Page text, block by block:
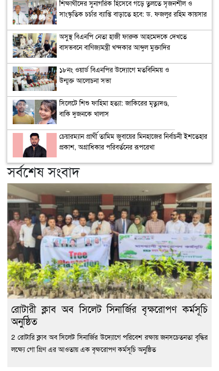
শিক্ষার্থীদের সুনাগরিক হিসেবে গড়ে তুলতে সৃজনশীল ও
সাংস্কৃতিক চর্চার ব্যাপ্তি বাড়াতে হবে: ড. ফজলুর রহিম কায়সার
অসুস্থ বিএনপি নেতা হাজী ফারুক আহমেদকে দেখতে
বাসভবনে বাণিজ্যমন্ত্রী খন্দকার আব্দুল মুক্তাদির
১৮নং ওয়ার্ড বিএনপির উদ্যোগে মতবিনিময় ও
উন্মুক্ত আলোচনা সভা
সিলেটে শিশু ফাহিমা হত্যা: জাকিরের মৃত্যুদণ্ড,
বাকি দুজনকে খালাস
চেয়ারম্যান প্রার্থী তামিম জুবায়ের মিনহাজের নির্বাচনী ইশতেহার
প্রকাশ, অগ্রাধিকার পরিবর্তনের রূপরেখা
সর্বশেষ সংবাদ
রোটারী ক্লাব অব সিলেট সিনার্জির বৃক্ষরোপণ কর্মসূচি
অনুষ্ঠিত
2 রোটারি ক্লাব অব সিলেট সিনার্জির উদ্যোগে পরিবেশ রক্ষায় জনসচেতনতা বৃদ্ধির
লক্ষ্যে গো গ্রিণ এর আওতায় এক বৃক্ষরোপণ কর্মসূচি অনুষ্ঠিত